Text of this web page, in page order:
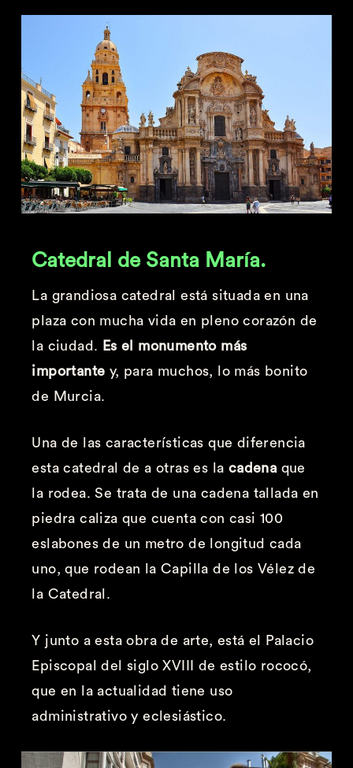
Catedral de Santa María.
La grandiosa catedral está situada en una
plaza con mucha vida en pleno corazón de
la ciudad.
Es el monumento más
importante y, para muchos, lo más bonito
de Murcia.
Una de las características que diferencia
esta catedral de a otras es la cadena que
la rodea. Se trata de una cadena tallada en
piedra caliza que cuenta con casi 100
eslabones de un metro de longitud cada
uno, que rodean la Capilla de los Vélez de
la Catedral.
Y junto a esta obra de arte, está el Palacio
Episcopal del siglo XVIII de estilo rococó,
que en la actualidad tiene uso
administrativo y eclesiástico.